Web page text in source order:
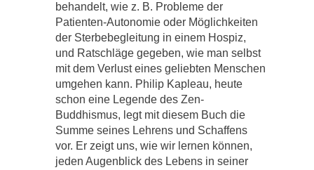
behandelt, wie z. B. Probleme der
Patienten-Autonomie oder Möglichkeiten
der Sterbebegleitung in einem Hospiz,
und Ratschläge gegeben, wie man selbst
mit dem Verlust eines geliebten Menschen
umgehen kann. Philip Kapleau, heute
schon eine Legende des Zen-
Buddhismus, legt mit diesem Buch die
Summe seines Lehrens und Schaffens
vor. Er zeigt uns, wie wir lernen können,
jeden Augenblick des Lebens in seiner